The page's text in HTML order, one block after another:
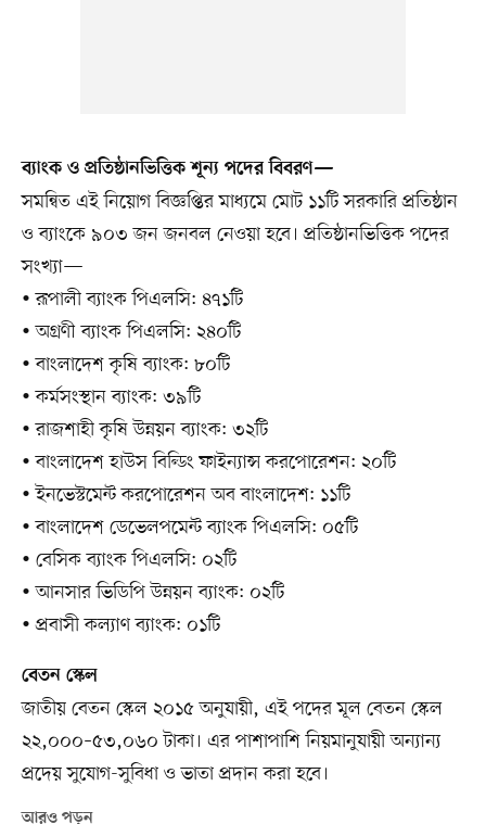
ব্যাংক ও প্রতিষ্ঠানভিত্তিক শূন্য পদের বিবরণ—
সমন্বিত এই নিয়োগ বিজ্ঞপ্তির মাধ্যমে মোট ১১টি সরকারি প্রতিষ্ঠান
ও ব্যাংকে ৯০৩ জন জনবল নেওয়া হবে। প্রতিষ্ঠানভিত্তিক পদের
সংখ্যা—
• রূপালী ব্যাংক পিএলসি: ৪৭১টি
• অগ্রণী ব্যাংক পিএলসি: ২৪০টি
• বাংলাদেশ কৃষি ব্যাংক: ৮০টি
• কর্মসংস্থান ব্যাংক: ৩৯টি
• রাজশাহী কৃষি উন্নয়ন ব্যাংক: ৩২টি
• বাংলাদেশ হাউস বিল্ডিং ফাইন্যান্স করপোরেশন: ২০টি
• ইনভেস্টমেন্ট করপোরেশন অব বাংলাদেশ: ১১টি
• বাংলাদেশ ডেভেলপমেন্ট ব্যাংক পিএলসি: ০৫টি
• বেসিক ব্যাংক পিএলসি: ০২টি
• আনসার ভিডিপি উন্নয়ন ব্যাংক: ০২টি
• প্রবাসী কল্যাণ ব্যাংক: ০১টি
বেতন স্কেল
জাতীয় বেতন স্কেল ২০১৫ অনুযায়ী, এই পদের মূল বেতন স্কেল
২২,০০০–৫৩,০৬০ টাকা। এর পাশাপাশি নিয়মানুযায়ী অন্যান্য
প্রদেয় সুযোগ-সুবিধা ও ভাতা প্রদান করা হবে।
আরও পড়ুন